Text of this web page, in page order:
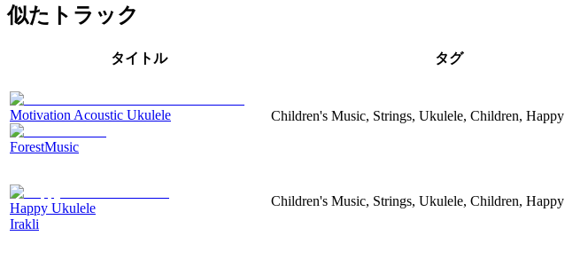
似たトラック
タイトル タグ
Motivation Acoustic Ukulele
ForestMusic
Children's Music, Strings, Ukulele, Children, Happy
Happy Ukulele
Irakli
Children's Music, Strings, Ukulele, Children, Happy